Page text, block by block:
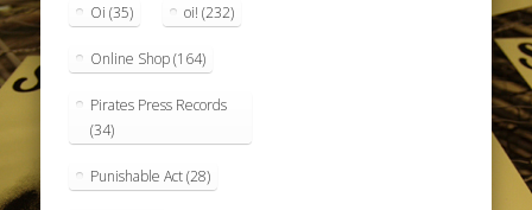
Oi (35) oi! (232)
Online Shop(164)
Pirates Press Records
(34)
Punishable Act(28)